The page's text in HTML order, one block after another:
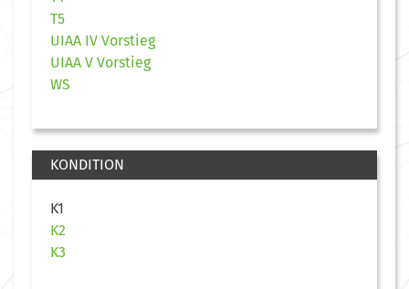
T5
UIAA IV Vorstieg
UIAA V Vorstieg
WS
KONDITION
K1
K2
K3